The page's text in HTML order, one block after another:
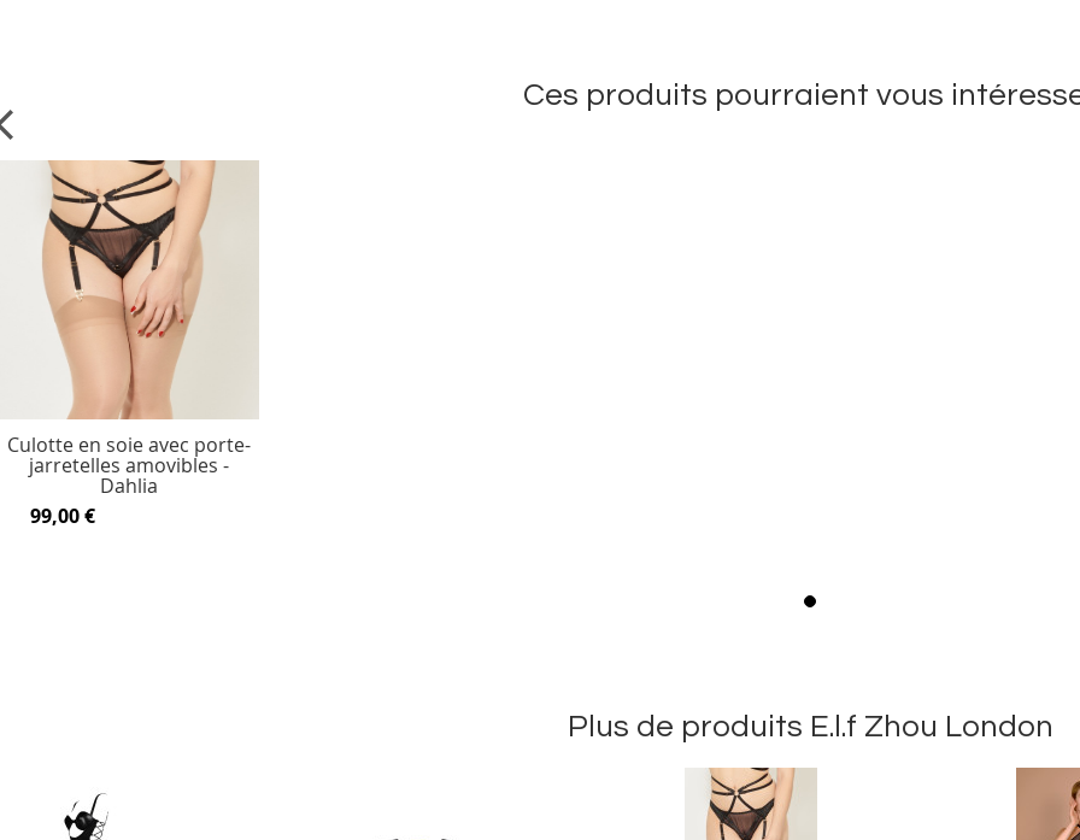
Ces produits pourraient vous
Culotte en soie avec porte-
jarretelles amovibles -
Dahlia
99,00 €
Plus de produits E.l.f Zhou London